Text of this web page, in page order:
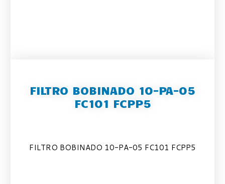
FILTRO BOBINADO 10-PA-05
FC101 FCPP5
FILTRO BOBINADO 10-PA-05 FC101 FCPP5